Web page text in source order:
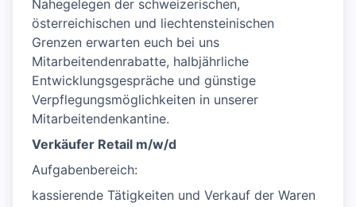
Nahegelegen der schweizerischen,
österreichischen und liechtensteinischen
Grenzen erwarten euch bei uns
Mitarbeitendenrabatte, halbjährliche
Entwicklungsgespräche und günstige
Verpflegungsmöglichkeiten in unserer
Mitarbeitendenkantine.
Verkäufer Retail m/w/d
Aufgabenbereich:
kassierende Tätigkeiten und Verkauf der Waren